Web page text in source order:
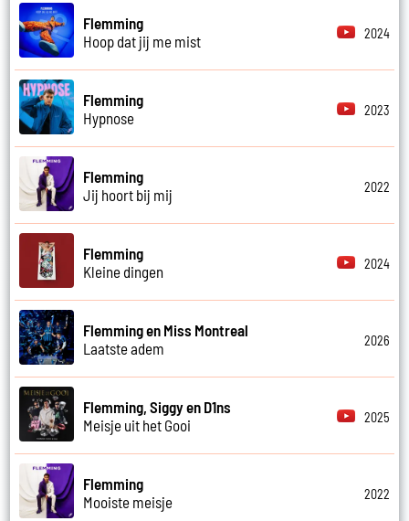
Flemming
Hoop dat jij me mist
2024
Flemming
Hypnose
2023
Flemming
Jij hoort bij mij
2022
Flemming
Kleine dingen
2024
Flemming en Miss Montreal
Laatste adem
2026
Flemming, Siggy en D1ns
Meisje uit het Gooi
2025
Flemming
Mooiste meisje
2022